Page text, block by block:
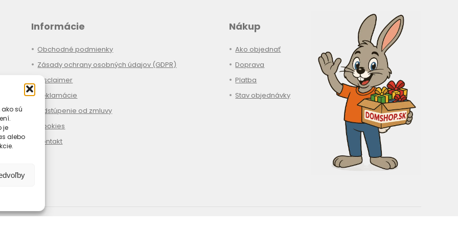
sú
je
alebo
Informácie
Obchodné podmienky
Zásady ochrany osobných údajov (GDPR)
Disclaimer
Reklamácie
Odstúpenie od zmluvy
Cookies
Kontakt
Nákup
Ako objednať
Doprava
Platba
Stav objednávky